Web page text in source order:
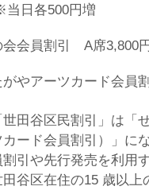
日各500円増
会会員割引 A席3,800
がやアーツカード会員
田谷区民割引」は「
カード会員割引）」に
割引や先行発売を利用
田谷区在住の15 歳以